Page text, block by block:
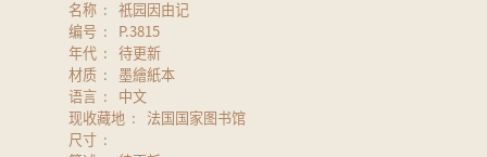
名称
祇园因由记
编号
P.3815
年代
待更新
材质
墨繪紙本
语言
中文
现收藏地
法国国家图书馆
尺寸